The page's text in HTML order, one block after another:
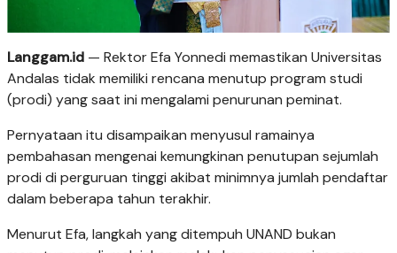
Langgam.id — Rektor Efa Yonnedi memastikan Universitas
Andalas tidak memiliki rencana menutup program studi
(prodi) yang saat ini mengalami penurunan peminat.
Pernyataan itu disampaikan menyusul ramainya
pembahasan mengenai kemungkinan penutupan sejumlah
prodi di perguruan tinggi akibat minimnya jumlah pendaftar
dalam beberapa tahun terakhir.
Menurut Efa, langkah yang ditempuh UNAND bukan